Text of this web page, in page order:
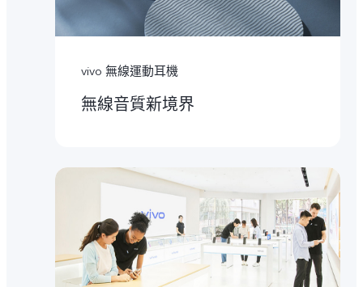
vivo 無線運動耳機
無線音質新境界